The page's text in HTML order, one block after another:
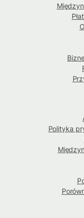
Polityka